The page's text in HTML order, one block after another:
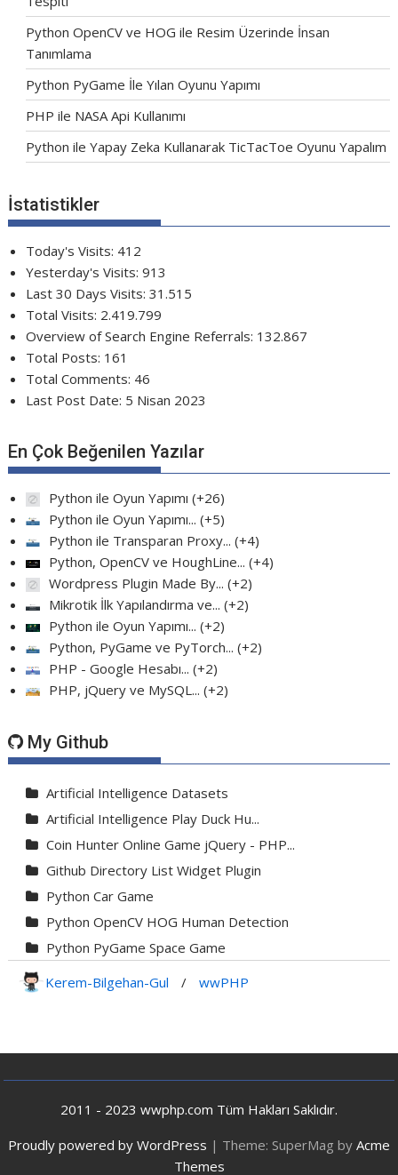
Python OpenCV ve HOG ile Resim Üzerinde İnsan
Tanımlama
Python PyGame İle Yılan Oyunu Yapımı
PHP ile NASA Api Kullanımı
Python ile Yapay Zeka Kullanarak TicTacToe Oyunu Yapalım
İstatistikler
Today's Visits: 412
Yesterday's Visits:913
Last 30 Days Visits:31.515
Total Visits: 2.419.799
Overview of Search Engine Referrals: 132.867
Total Posts: 161
Total Comments: 46
Last Post Date: 5 Nisan 2023
En Çok Beğenilen Yazılar
Python ile Oyun Yapımı +26
Python ile Oyun Yapımı... +5
Python ile Transparan Proxy... +4
Python, OpenCV ve HoughLine... +4
Wordpress Plugin Made By... +2
Mikrotik İlk Yapılandırma ve... +2
Python ile Oyun Yapımı... +2
Python, PyGame ve PyTorch... +2
PHP - Google Hesabı... +2
PHP, jQuery ve MySQL... +2
My Github
Artificial Intelligence Datasets
Artificial Intelligence Play Duck Hu...
Coin Hunter Online Game jQuery - PHP...
Github Directory List Widget Plugin
Python Car Game
Python OpenCV HOG Human Detection
Python PyGame Space Game
Python Transparent Proxy Server
jQuery Resizable
Kerem-Bilgehan-Gul / wwPHP
2011 - 2023 wwphp.com Tüm Hakları Saklıdır.
Proudly powered by WordPress | Theme: SuperMag by Acme
Themes